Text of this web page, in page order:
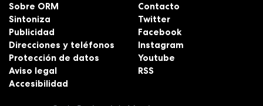
Sobre ORM
Sintoniza
Publicidad
Direcciones y teléfonos
Protección de datos
Aviso legal
Accesibilidad
Contacto
Twitter
Facebook
Instagram
Youtube
RSS